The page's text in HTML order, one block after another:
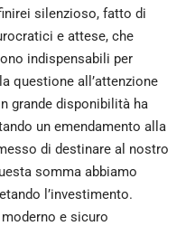
silenzioso, fatto di
e attese, che
indispensabili per
questione all’attenzione
grande disponibilità ha
un emendamento alla
di destinare al nostro
somma abbiamo
l’investimento.
e sicuro